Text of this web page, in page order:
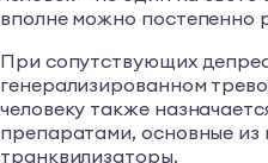
вполне можно постепенно
При сопутствующих
генерализированном
человеку также
препаратами, основные из
транквилизаторы.